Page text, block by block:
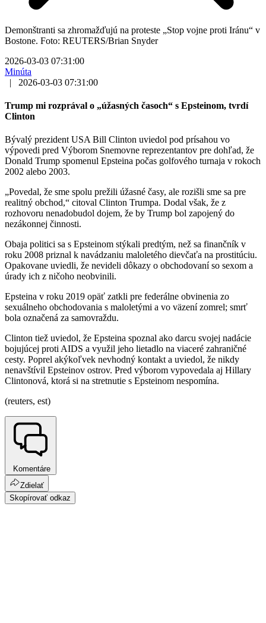
Demonštranti sa zhromažďujú na proteste „Stop vojne proti Iránu“ v
Bostone. Foto: REUTERS/Brian Snyder
2026-03-03 07:31:00
Minúta
|
2026-03-03 07:31:00
Trump mi rozprával o „úžasných časoch“ s Epsteinom, tvrdí
Clinton
Bývalý prezident USA Bill Clinton uviedol pod prísahou vo
výpovedi pred Výborom Snemovne reprezentantov pre dohľad, že
Donald Trump spomenul Epsteina počas golfového turnaja v rokoch
2002 alebo 2003.
„Povedal, že sme spolu prežili úžasné časy, ale rozišli sme sa pre
realitný obchod,“ citoval Clinton Trumpa. Dodal však, že z
rozhovoru nenadobudol dojem, že by Trump bol zapojený do
nezákonnej činnosti.
Obaja politici sa s Epsteinom stýkali predtým, než sa finančník v
roku 2008 priznal k navádzaniu maloletého dievčaťa na prostitúciu.
Opakovane uviedli, že nevideli dôkazy o obchodovaní so sexom a
úrady ich z ničoho neobvinili.
Epsteina v roku 2019 opäť zatkli pre federálne obvinenia zo
sexuálneho obchodovania s maloletými a vo väzení zomrel; smrť
bola označená za samovraždu.
Clinton tiež uviedol, že Epsteina spoznal ako darcu svojej nadácie
bojujúcej proti AIDS a využil jeho lietadlo na viaceré zahraničné
cesty. Poprel akýkoľvek nevhodný kontakt a uviedol, že nikdy
nenavštívil Epsteinov ostrov. Pred výborom vypovedala aj Hillary
Clintonová, ktorá si na stretnutie s Epsteinom nespomína.
(reuters, est)
Komentáre
Zdielať
Skopírovať odkaz